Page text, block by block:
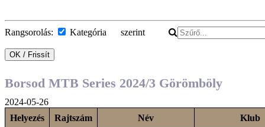
Rangsorolás: Kategória szerint
Borsod MTB Series 2024/3 Görömböly
2024-05-26
Helyezés
Rajtszám Név Klub